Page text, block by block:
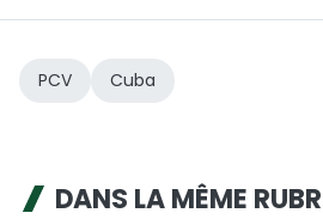
PCV Cuba
DANS LA MÊME